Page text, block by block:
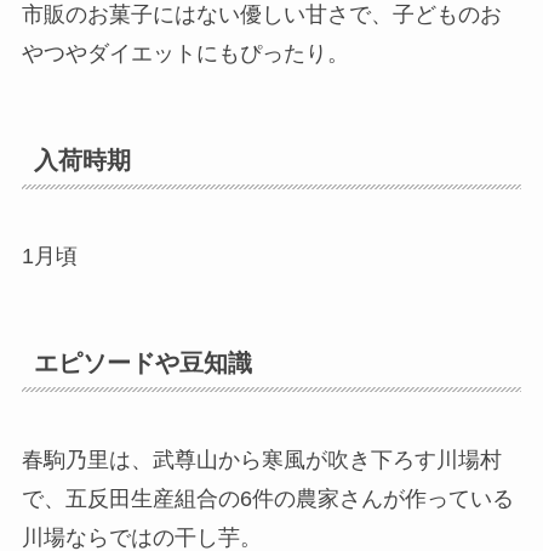
市販のお菓子にはない優しい甘さで、子どものお
やつやダイエットにもぴったり。
入荷時期
1月頃
エピソードや豆知識
春駒乃里は、武尊山から寒風が吹き下ろす川場村
で、五反田生産組合の6件の農家さんが作っている
川場ならではの干し芋。